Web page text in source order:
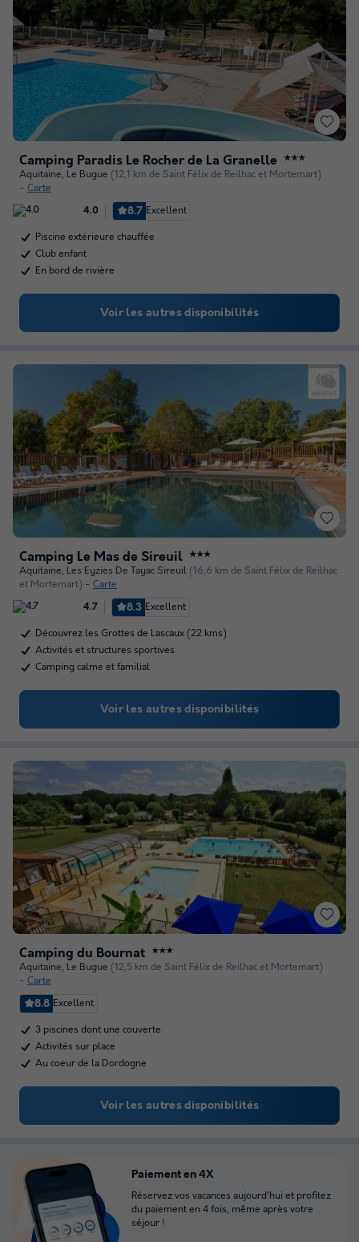
Camping Paradis Le Rocher de La Granelle ★★★
Aquitaine, Le Bugue (12,1 km de Saint Félix de Reilhac et Mortemart)
Carte
4.0 8.7 Excellent
Piscine extérieure chauffée
Club enfant
En bord de rivière
Voir les autres disponibilités
Camping Le Mas de Sireuil ★★★
Aquitaine, Les Eyzies De Tayac Sireuil (16,6 km de Saint Félix de Reilhac
et Mortemart)
Carte
4.7 8.3 Excellent
Découvrez les Grottes de Lascaux (22 kms)
Activités et structures sportives
Camping calme et familial
Voir les autres disponibilités
Camping du Bournat ★★★
Aquitaine, Le Bugue (12,5 km de Saint Félix de Reilhac et Mortemart)
Carte
8.8 Excellent
3 piscines dont une couverte
Activités sur place
Au coeur de la Dordogne
Voir les autres disponibilités
Paiement en 4X
Réservez vos vacances aujourd'hui et profitez
du paiement en 4 fois, même après votre
séjour !